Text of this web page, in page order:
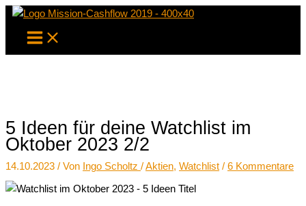
Zum
Inhalt
springen
5 Ideen für deine Watchlist im
Oktober 2023 2/2
14.10.2023 / Von Ingo Scholtz /Aktien, Watchlist / 6 Kommentare